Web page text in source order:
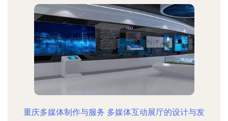
重庆多媒体制作与服务 多媒体互动展厅的设计与发